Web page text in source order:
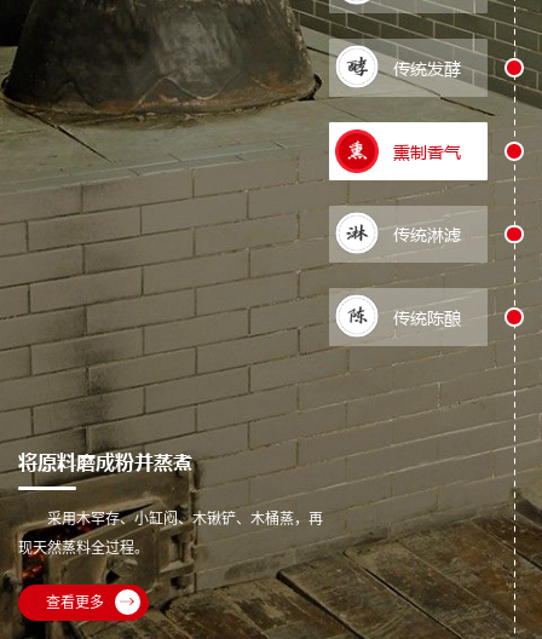
将原料磨成粉并蒸煮
采用木罕存、小缸闷、木锹铲、木桶蒸，再
现天然蒸料全过程。
查看更多
传统发酵
熏制香气
传统淋滤
传统陈酿